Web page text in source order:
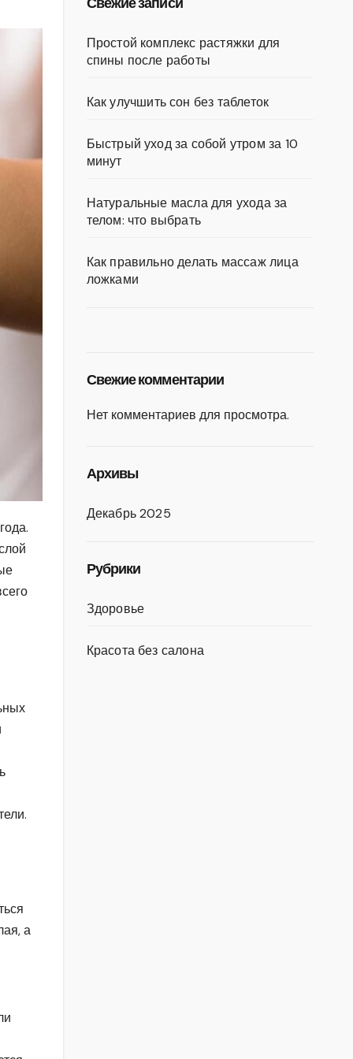
а
Простой комплекс растяжки для
спины после работы
Как улучшить сон без таблеток
Быстрый уход за собой утром за 10
минут
Натуральные масла для ухода за
телом: что выбрать
Как правильно делать массаж лица
ложками
Свежие комментарии
Нет комментариев для просмотра.
Архивы
Декабрь 2025
Рубрики
Здоровье
Красота без салона